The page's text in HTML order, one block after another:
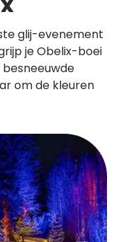
glij-evenement
je Obelix-boei
besneeuwde
om de kleuren